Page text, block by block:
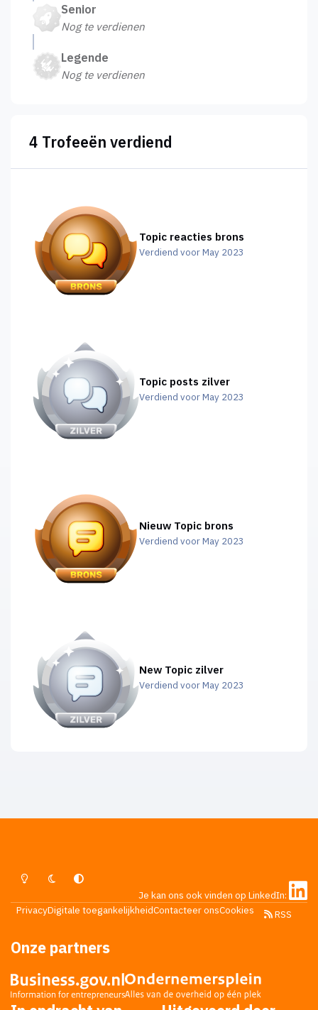
Senior
Nog te verdienen
Legende
Nog te verdienen
4 Trofeeën verdiend
Topic reacties brons
Verdiend voor May 2023
Topic posts zilver
Verdiend voor May 2023
Nieuw Topic brons
Verdiend voor May 2023
New Topic zilver
Verdiend voor May 2023
Lichte ModusDonkere ModusSysteemvoorkeur
Je kan ons ook vinden op LinkedIn:
PrivacyDigitale toegankelijkheidContacteer onsCookies RSS
Onze partners